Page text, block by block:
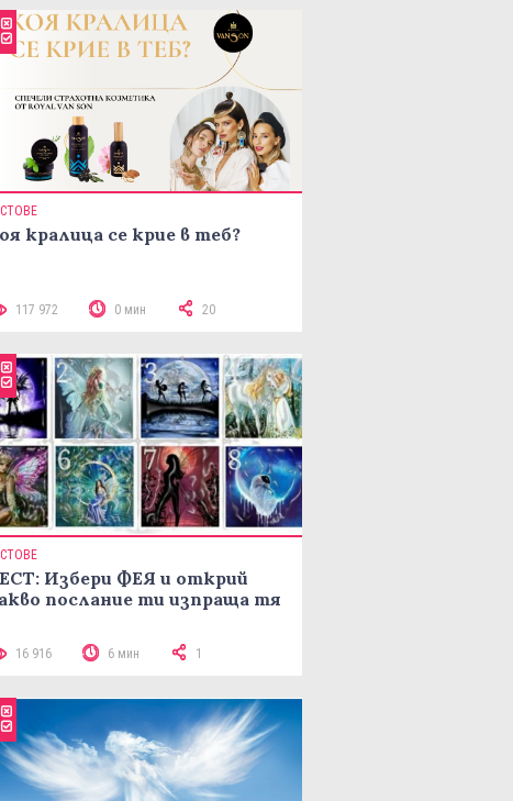
кралица се крие в теб?
117 972 0 мин 20
Избери ФЕЯ и открий
послание ти изпраща тя
16 916 6 мин 1